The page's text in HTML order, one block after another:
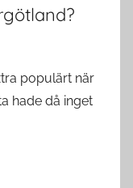
populärt när
hade då inget